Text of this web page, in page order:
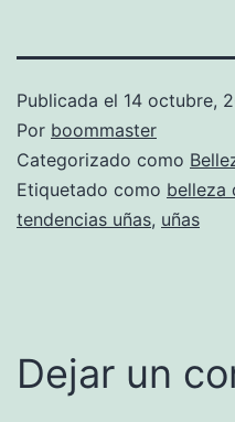
Publicada el 14 octubre,
Por boommaster
Categorizado como
Etiquetado como belleza
tendencias uñas, uñas
Dejar un